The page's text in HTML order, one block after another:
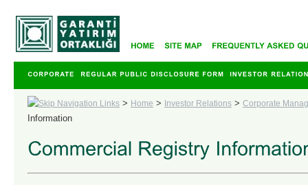
> Home > Investor Relations > Corporate
Information